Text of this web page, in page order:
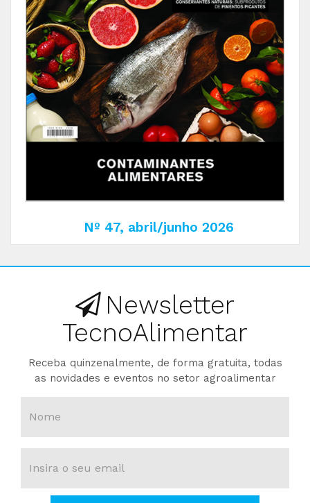
Nº 47, abril/junho 2026
Newsletter
TecnoAlimentar
Receba quinzenalmente, de forma gratuita, todas
as novidades e eventos no setor agroalimentar